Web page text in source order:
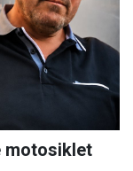
motosiklet